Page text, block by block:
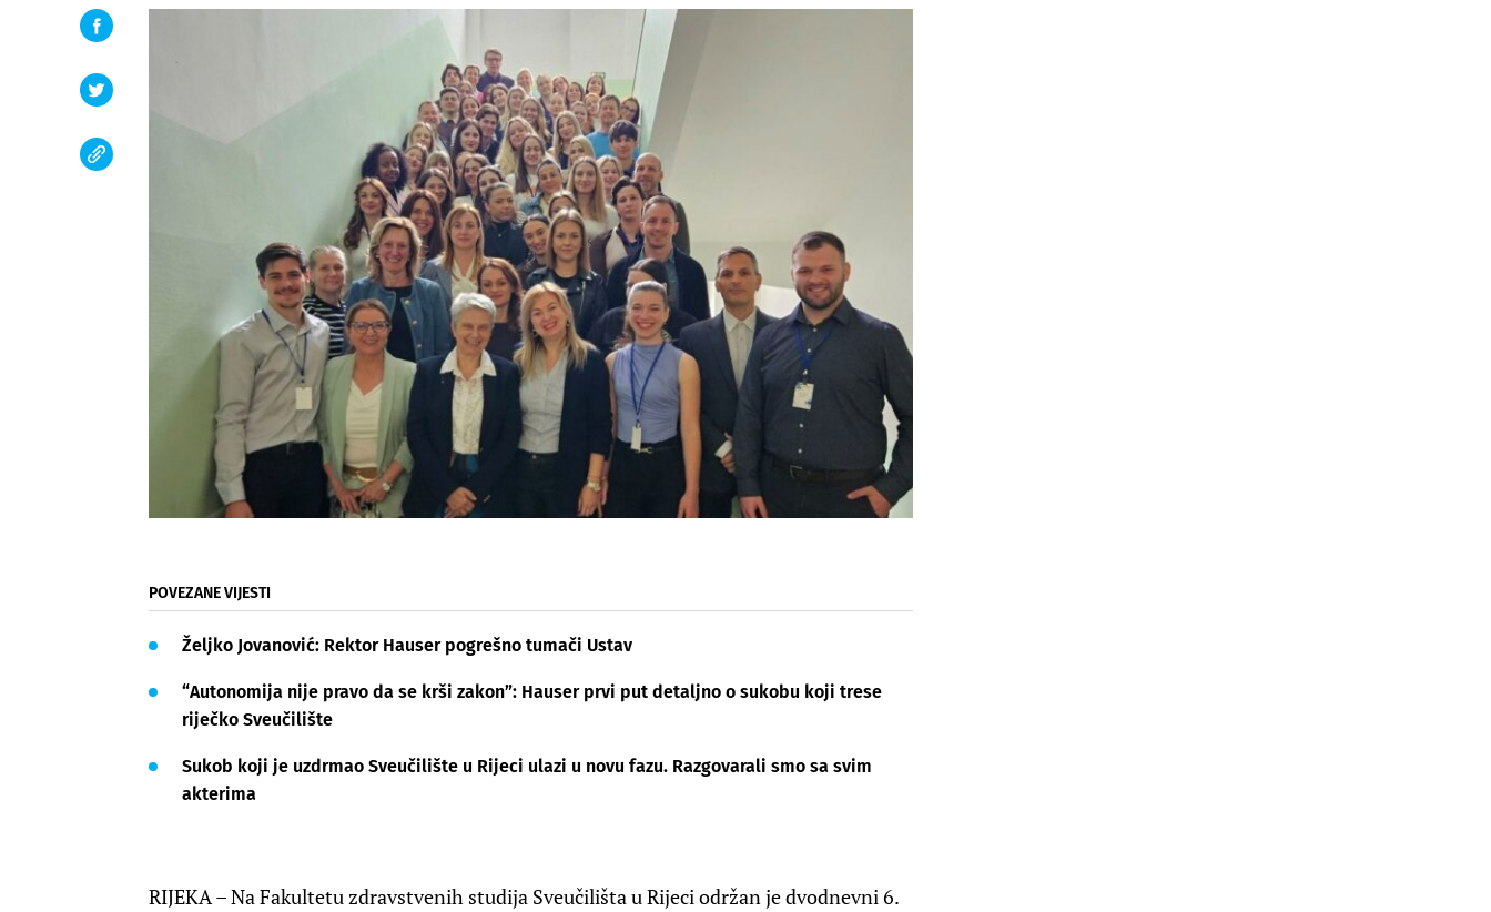
POVEZANE VIJESTI
Željko Jovanović: Rektor Hauser pogrešno tumači Ustav
“Autonomija nije pravo da se krši zakon”: Hauser prvi put detaljno o sukobu koji trese
riječko Sveučilište
Sukob koji je uzdrmao Sveučilište u Rijeci ulazi u novu fazu. Razgovarali smo sa svim
akterima
RIJEKA – Na Fakultetu zdravstvenih studija Sveučilišta u Rijeci održan je dvodnevni 6.